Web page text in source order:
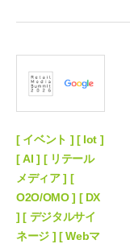
[ イベント ] [ Iot ]
[ AI ] [ リテール
メディア ] [
O2O/OMO ] [ DX
] [ デジタルサイ
ネージ ] [ Webマ